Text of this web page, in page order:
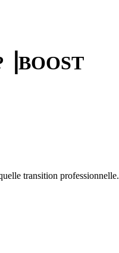
⎟BOOST
transition professionnelle.